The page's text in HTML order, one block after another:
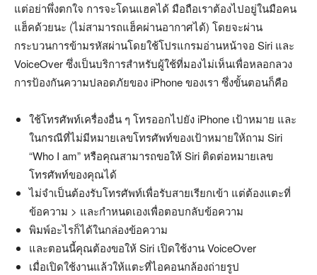
แต่อย่าพึ่งตกใจ การจะโดนแฮคได้ มือถือเราต้องไปอยู่ในมือคน
แฮ็คด้วยนะ (ไม่สามารถแฮ็คผ่านอากาศได้) โดยจะผ่าน
กระบวนการข้ามรหัสผ่านโดยใช้โปรแกรมอ่านหน้าจอ Siri และ
VoiceOver ซึ่งเป็นบริการสำหรับผู้ใช้ที่มองไม่เห็นเพื่อหลอกลวง
การป้องกันความปลอดภัยของ iPhone ของเรา ซึ่งขั้นตอนก็คือ
ใช้โทรศัพท์เครื่องอื่น ๆ โทรออกไปยัง iPhone เป้าหมาย และ
ในกรณีที่ไม่มีหมายเลขโทรศัพท์ของเป้าหมายให้ถาม Siri
“Who I am” หรือคุณสามารถขอให้ Siri ติดต่อหมายเลข
โทรศัพท์ของคุณได้
ไม่จำเป็นต้องรับโทรศัพท์เพื่อรับสายเรียกเข้า แต่ต้องแตะที่
ข้อความ > และกำหนดเองเพื่อตอบกลับข้อความ
พิมพ์อะไรก็ได้ในกล่องข้อความ
และตอนนี้คุณต้องขอให้ Siri เปิดใช้งาน VoiceOver
เมื่อเปิดใช้งานแล้วให้แตะที่ไอคอนกล้องถ่ายรูป